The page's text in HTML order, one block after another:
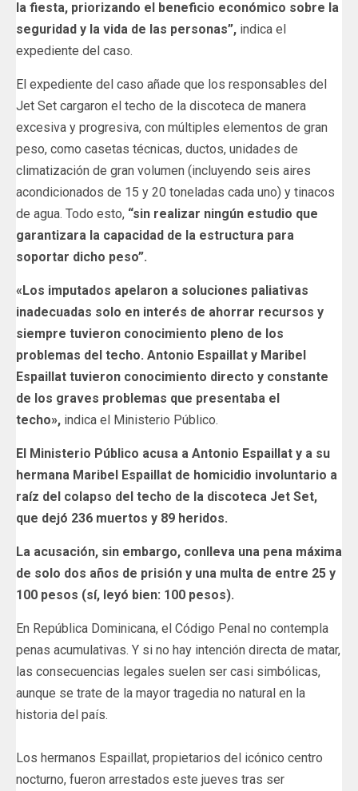
la fiesta, priorizando el beneficio económico sobre la
seguridad y la vida de las personas”, indica el
expediente del caso.
El expediente del caso añade que los responsables del
Jet Set cargaron el techo de la discoteca de manera
excesiva y progresiva, con múltiples elementos de gran
peso, como casetas técnicas, ductos, unidades de
climatización de gran volumen (incluyendo seis aires
acondicionados de 15 y 20 toneladas cada uno) y tinacos
de agua. Todo esto, “sin realizar ningún estudio que
garantizara la capacidad de la estructura para
soportar dicho peso”.
«Los imputados apelaron a soluciones paliativas
inadecuadas solo en interés de ahorrar recursos y
siempre tuvieron conocimiento pleno de los
problemas del techo. Antonio Espaillat y Maribel
Espaillat tuvieron conocimiento directo y constante
de los graves problemas que presentaba el
techo», indica el Ministerio Público.
El Ministerio Público acusa a Antonio Espaillat y a su
hermana Maribel Espaillat de homicidio involuntario a
raíz del colapso del techo de la discoteca Jet Set,
que dejó 236 muertos y 89 heridos.
La acusación, sin embargo, conlleva una pena máxima
de solo dos años de prisión y una multa de entre 25 y
100 pesos (sí, leyó bien: 100 pesos).
En República Dominicana, el Código Penal no contempla
penas acumulativas. Y si no hay intención directa de matar,
las consecuencias legales suelen ser casi simbólicas,
aunque se trate de la mayor tragedia no natural en la
historia del país.
Los hermanos Espaillat, propietarios del icónico centro
nocturno, fueron arrestados este jueves tras ser